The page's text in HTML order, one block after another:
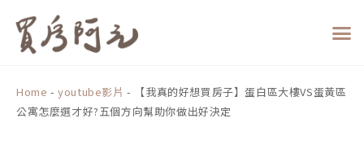
Home -youtube影片 -
【我真的好想買房子】蛋白區大樓VS蛋黃區
公寓怎麼選才好?五個方向幫助你做出好決定